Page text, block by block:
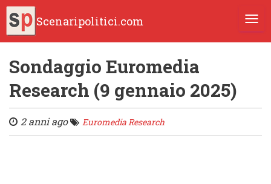
Scenaripolitici.com
Sondaggio Euromedia
Research (9 gennaio 2025)
2 anni ago Euromedia Research